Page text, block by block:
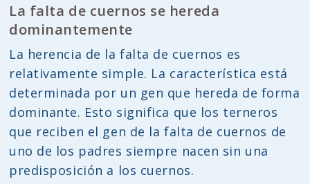
La falta de cuernos se hereda
dominantemente
La herencia de la falta de cuernos es
relativamente simple. La característica está
determinada por un gen que hereda de forma
dominante. Esto significa que los terneros
que reciben el gen de la falta de cuernos de
uno de los padres siempre nacen sin una
predisposición a los cuernos.